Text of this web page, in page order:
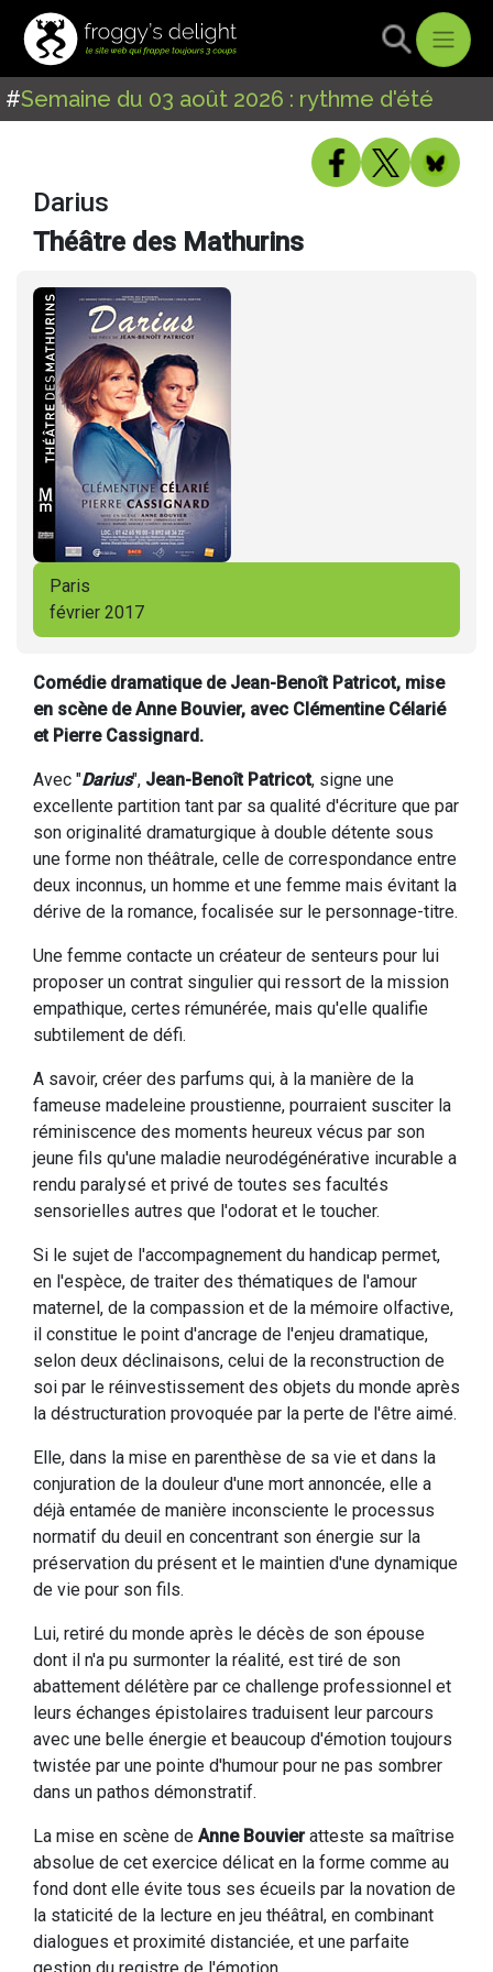
#Semaine du 03 août 2026 : rythme d'été
Darius
Théâtre des Mathurins
Paris
février 2017
Comédie dramatique de Jean-Benoît Patricot, mise
en scène de Anne Bouvier, avec Clémentine Célarié
et Pierre Cassignard.
Avec "Darius", Jean-Benoît Patricot, signe une
excellente partition tant par sa qualité d'écriture que par
son originalité dramaturgique à double détente sous
une forme non théâtrale, celle de correspondance entre
deux inconnus, un homme et une femme mais évitant la
dérive de la romance, focalisée sur le personnage-titre.
Une femme contacte un créateur de senteurs pour lui
proposer un contrat singulier qui ressort de la mission
empathique, certes rémunérée, mais qu'elle qualifie
subtilement de défi.
A savoir, créer des parfums qui, à la manière de la
fameuse madeleine proustienne, pourraient susciter la
réminiscence des moments heureux vécus par son
jeune fils qu'une maladie neurodégénérative incurable a
rendu paralysé et privé de toutes ses facultés
sensorielles autres que l'odorat et le toucher.
Si le sujet de l'accompagnement du handicap permet,
en l'espèce, de traiter des thématiques de l'amour
maternel, de la compassion et de la mémoire olfactive,
il constitue le point d'ancrage de l'enjeu dramatique,
selon deux déclinaisons, celui de la reconstruction de
soi par le réinvestissement des objets du monde après
la déstructuration provoquée par la perte de l'être aimé.
Elle, dans la mise en parenthèse de sa vie et dans la
conjuration de la douleur d'une mort annoncée, elle a
déjà entamée de manière inconsciente le processus
normatif du deuil en concentrant son énergie sur la
préservation du présent et le maintien d'une dynamique
de vie pour son fils.
Lui, retiré du monde après le décès de son épouse
dont il n'a pu surmonter la réalité, est tiré de son
abattement délétère par ce challenge professionnel et
leurs échanges épistolaires traduisent leur parcours
avec une belle énergie et beaucoup d'émotion toujours
twistée par une pointe d'humour pour ne pas sombrer
dans un pathos démonstratif.
La mise en scène de Anne Bouvieratteste sa maîtrise
absolue de cet exercice délicat en la forme comme au
fond dont elle évite tous ses écueils par la novation de
la staticité de la lecture en jeu théâtral, en combinant
dialogues et proximité distanciée, et une parfaite